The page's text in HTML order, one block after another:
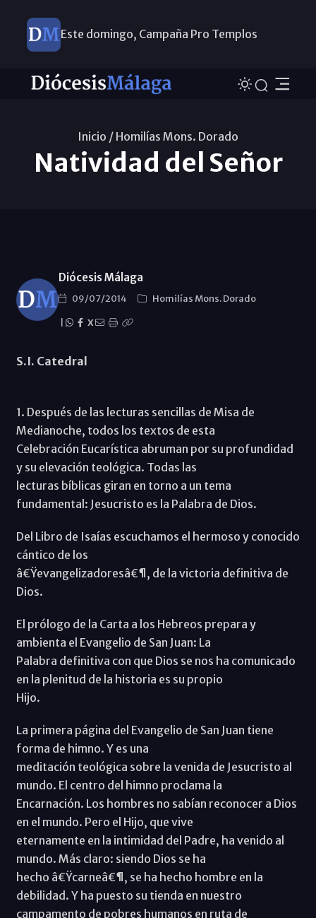
Este domingo, Campaña Pro Templos
Inicio / Homilías Mons. Dorado
Natividad del Señor
Diócesis Málaga
09/07/2014
Homilías Mons. Dorado
X
S.I. Catedral
1. Después de las lecturas sencillas de Misa de
Medianoche, todos los textos de esta
Celebración Eucarística abruman por su profundidad
y su elevación teológica. Todas las
lecturas bíblicas giran en torno a un tema
fundamental: Jesucristo es la Palabra de Dios.
Del Libro de Isaías escuchamos el hermoso y conocido
cántico de los
â€Ÿevangelizadoresâ€¶, de la victoria definitiva de
Dios.
El prólogo de la Carta a los Hebreos prepara y
ambienta el Evangelio de San Juan: La
Palabra definitiva con que Dios se nos ha comunicado
en la plenitud de la historia es su propio
Hijo.
La primera página del Evangelio de San Juan tiene
forma de himno. Y es una
meditación teológica sobre la venida de Jesucristo al
mundo. El centro del himno proclama la
Encarnación. Los hombres no sabían reconocer a Dios
en el mundo. Pero el Hijo, que vive
eternamente en la intimidad del Padre, ha venido al
mundo. Más claro: siendo Dios se ha
hecho â€Ÿcarneâ€¶, se ha hecho hombre en la
debilidad. Y ha puesto su tienda en nuestro
campamento de pobres humanos en ruta de